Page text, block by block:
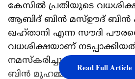
കേസില്‍ പ്രതിയുടെ വധശിക്ഷ
ആബിദ് ബിന്‍ മസ്ഊദ്
ഖഹ്‍താനി എന്ന സൗദി
വധശിക്ഷയാണ്
ബിന്‍ മുഹമ്മദ് ബിന്‍ ദാഫിര്‍
Read Full Article